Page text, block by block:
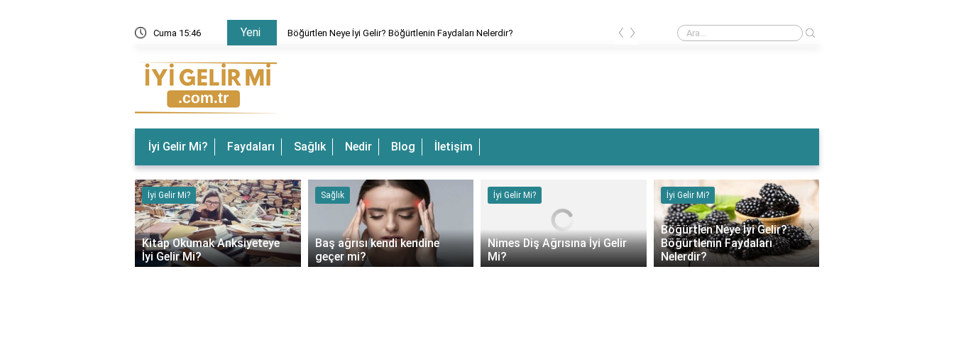
Cuma 15:46 Yeni
Böğürtlenin Faydaları Nelerdir? Böğürtlen Neye İyi Gelir? Böğürtlenin Faydaları Nelerdir? Muz Karın Ağrısına İyi Gelir Mi?
‹ ›
İyi Gelir Mi? Faydaları Sağlık Nedir Blog İletişim
İyi Gelir Mi?
Kitap Okumak Anksiyeteye
İyi Gelir Mi?
Sağlık
Baş ağrısı kendi kendine
geçer mi?
İyi Gelir Mi?
Nimes Diş Ağrısına İyi Gelir
Mi?
İyi Gelir Mi?
Böğürtlen Neye İyi Gelir?
Böğürtlenin Faydaları
Nelerdir?
‹ ›